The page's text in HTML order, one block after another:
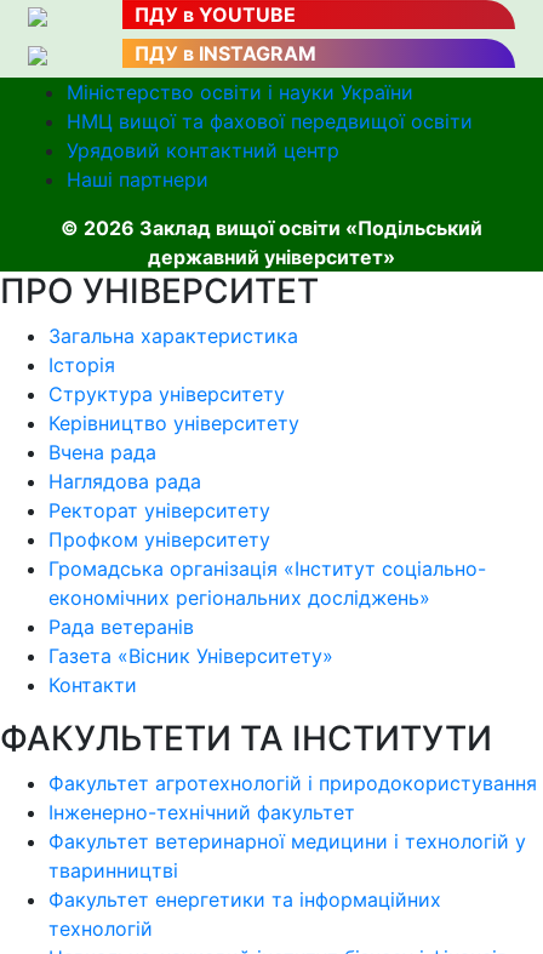
ПДУ в YOUTUBE
ПДУ в INSTAGRAM
Міністерство освіти і науки України
НМЦ вищої та фахової передвищої освіти
Урядовий контактний центр
Наші партнери
© 2026 Заклад вищої освіти «Подільський
державний університет»
ПРО УНІВЕРСИТЕТ
Загальна характеристика
Історія
Структура університету
Керівництво університету
Вчена рада
Наглядова рада
Ректорат університету
Профком університету
Громадська організація «Інститут соціально-
економічних регіональних досліджень»
Рада ветеранів
Газета «Вісник Університету»
Контакти
ФАКУЛЬТЕТИ ТА ІНСТИТУТИ
Факультет агротехнологій і природокористування
Інженерно-технічний факультет
Факультет ветеринарної медицини і технологій у
тваринництві
Факультет енергетики та інформаційних
технологій